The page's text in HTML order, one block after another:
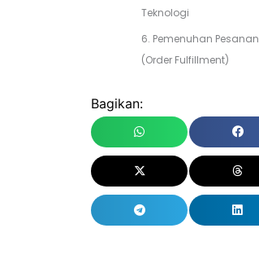
Teknologi
6. Pemenuhan Pesanan
(Order Fulfillment)
Bagikan: